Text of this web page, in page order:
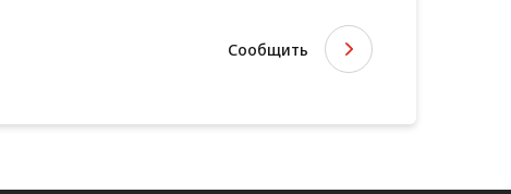
Сообщить